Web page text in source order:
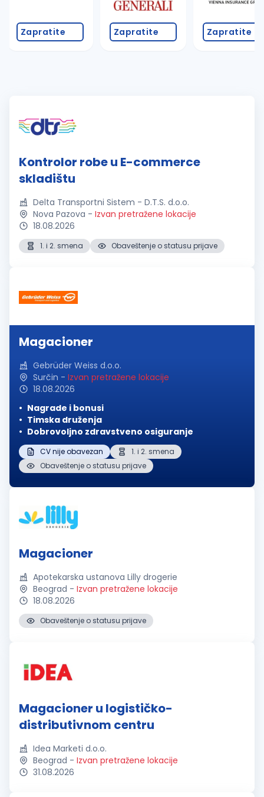
Zapratite Zapratite Zapratite
Kontrolor robe u E-commerce
skladištu
Delta Transportni Sistem - D.T.S. d.o.o.
Nova Pazova - Izvan pretražene lokacije
18.08.2026
1. i 2. smena Obaveštenje o statusu prijave
Magacioner
Gebrüder Weiss d.o.o.
Surčin - Izvan pretražene lokacije
18.08.2026
Nagrade i bonusi
Timska druženja
Dobrovoljno zdravstveno osiguranje
CV nije obavezan
1. i 2. smena
Obaveštenje o statusu prijave
Magacioner
Apotekarska ustanova Lilly drogerie
Beograd - Izvan pretražene lokacije
18.08.2026
Obaveštenje o statusu prijave
Magacioner u logističko-
distributivnom centru
Idea Marketi d.o.o.
Beograd - Izvan pretražene lokacije
31.08.2026